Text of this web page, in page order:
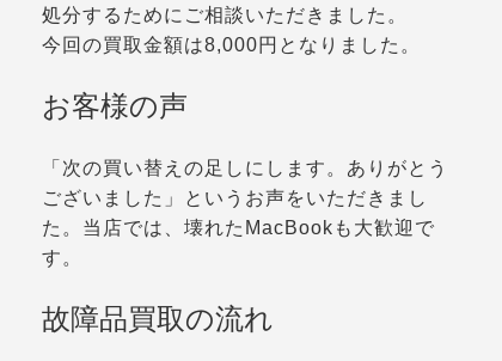
処分するためにご相談いただきました。
今回の買取金額は8,000円となりました。
お客様の声
「次の買い替えの足しにします。ありがとう
ございました」というお声をいただきまし
た。当店では、壊れたMacBookも大歓迎で
す。
故障品買取の流れ